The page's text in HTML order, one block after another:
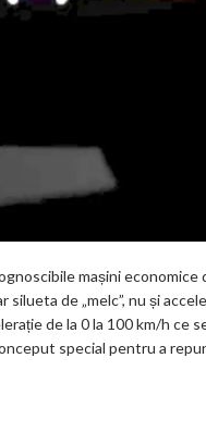
mașini
de „melc”, nu și
de la 0 la 100 km/h
special pentru a